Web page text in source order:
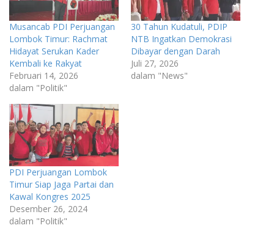
Musancab PDI Perjuangan
Lombok Timur: Rachmat
Hidayat Serukan Kader
Kembali ke Rakyat
Februari 14, 2026
dalam "Politik"
30 Tahun Kudatuli, PDIP
NTB Ingatkan Demokrasi
Dibayar dengan Darah
Juli 27, 2026
dalam "News"
PDI Perjuangan Lombok
Timur Siap Jaga Partai dan
Kawal Kongres 2025
Desember 26, 2024
dalam "Politik"